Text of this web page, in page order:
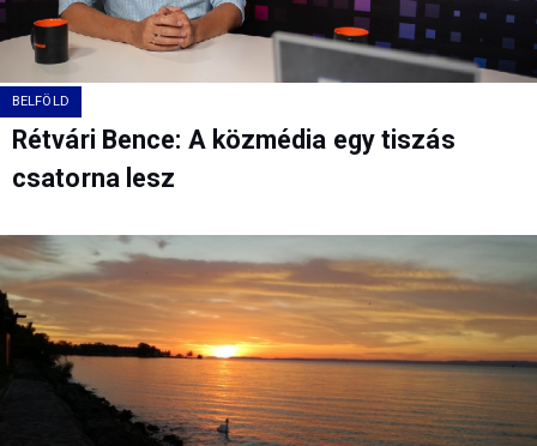
BELFÖLD
Rétvári Bence: A közmédia egy tiszás
csatorna lesz